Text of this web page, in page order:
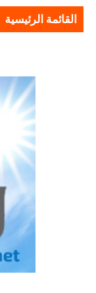
القائمة الرئيسية